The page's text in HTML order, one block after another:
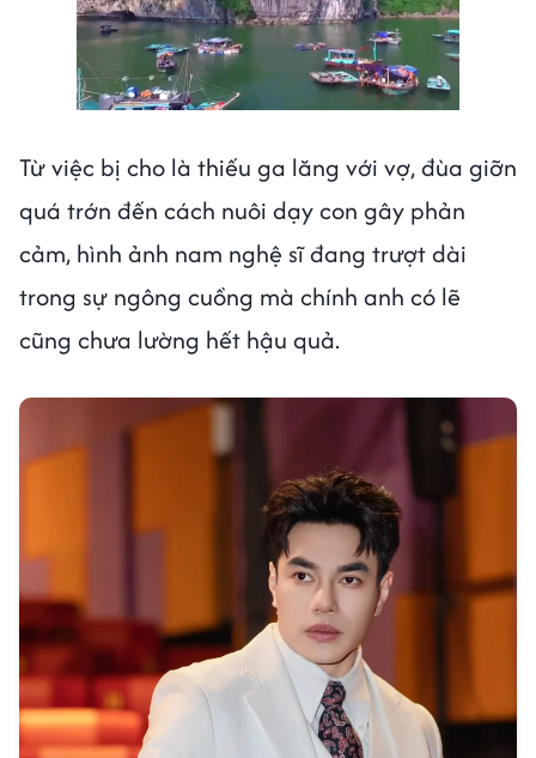
Next video in 2 Cancel
Từ việc bị cho là thiếu ga lăng với vợ, đùa giỡn
quá trớn đến cách nuôi dạy con gây phản
cảm, hình ảnh nam nghệ sĩ đang trượt dài
trong sự ngông cuồng mà chính anh có lẽ
cũng chưa lường hết hậu quả.